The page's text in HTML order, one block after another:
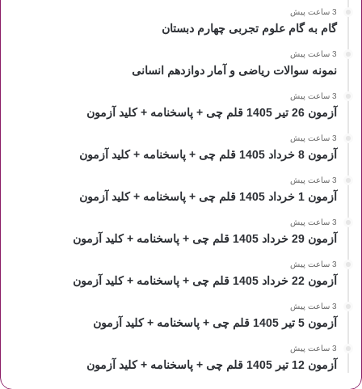
3 ساعت پیش
گام به گام علوم تجربی چهارم دبستان
3 ساعت پیش
نمونه سوالات ریاضی و آمار دوازدهم انسانی
3 ساعت پیش
آزمون 26 تیر 1405 قلم چی + پاسخنامه + کلید آزمون
3 ساعت پیش
آزمون 8 خرداد 1405 قلم چی + پاسخنامه + کلید آزمون
3 ساعت پیش
آزمون 1 خرداد 1405 قلم چی + پاسخنامه + کلید آزمون
3 ساعت پیش
آزمون 29 خرداد 1405 قلم چی + پاسخنامه + کلید آزمون
3 ساعت پیش
آزمون 22 خرداد 1405 قلم چی + پاسخنامه + کلید آزمون
3 ساعت پیش
آزمون 5 تیر 1405 قلم چی + پاسخنامه + کلید آزمون
3 ساعت پیش
آزمون 12 تیر 1405 قلم چی + پاسخنامه + کلید آزمون